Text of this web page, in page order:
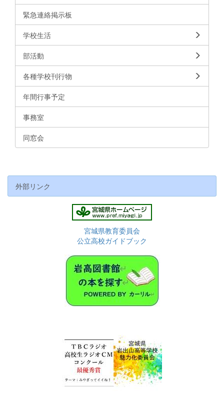
緊急連絡掲示板
学校生活
部活動
各種学校刊行物
年間行事予定
事務室
同窓会
外部リンク
宮城県教育委員会
公立高校ガイドブック